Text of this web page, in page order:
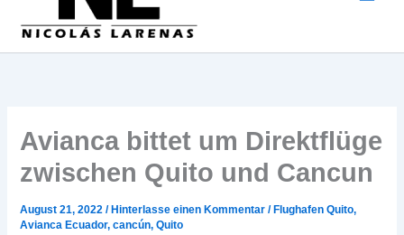
Avianca bittet um Direktflüge
zwischen Quito und Cancun
August 21, 2022/ Hinterlasse einen Kommentar / Flughafen Quito,
Avianca Ecuador,cancún,Quito